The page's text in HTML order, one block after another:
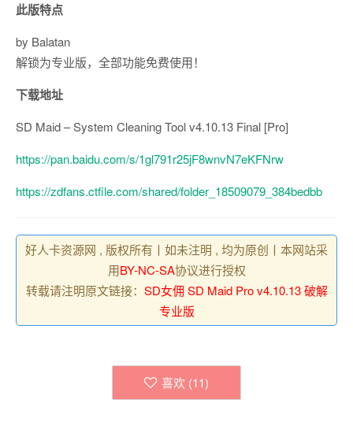
此版特点
by Balatan
解锁为专业版，全部功能免费使用！
下载地址
SD Maid – System Cleaning Tool v4.10.13 Final [Pro]
https://pan.baidu.com/s/1gl791r25jF8wnvN7eKFNrw
https://zdfans.ctfile.com/shared/folder_18509079_384bedbb
好人卡资源网 , 版权所有丨如未注明 , 均为原创丨本网站采
用BY-NC-SA协议进行授权
转载请注明原文链接： SD女佣 SD Maid Pro v4.10.13 破解
专业版
喜欢 (11)